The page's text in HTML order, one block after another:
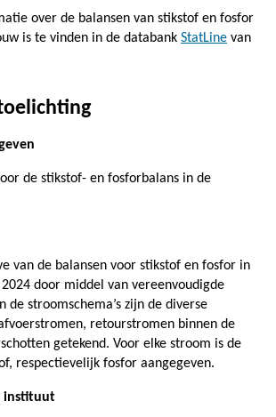
over de balansen van stikstof en fosfor
is te vinden in de databank StatLine van
de stikstof- en fosforbalans in de
van de balansen voor stikstof en fosfor in
door middel van vereenvoudigde
de stroomschema’s zijn de diverse
retourstromen binnen de
getekend. Voor elke stroom is de
respectievelijk fosfor aangegeven.
instituut